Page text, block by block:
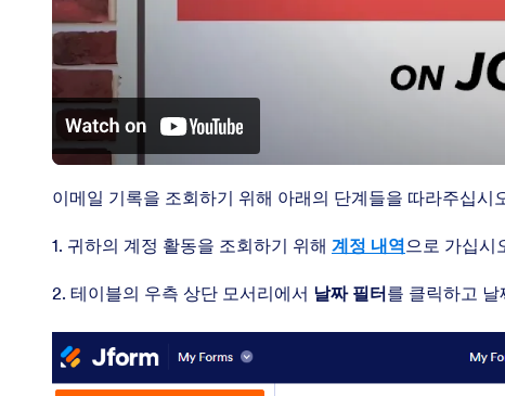
이메일 기록을 조회하기 위해 아래의 단계들을 따라주십시
1. 귀하의 계정 활동을 조회하기 위해 계정 내역으로 가십시
2. 테이블의 우측 상단 모서리에서 날짜 필터를 클릭하고